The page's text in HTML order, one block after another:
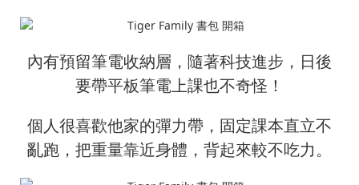
內有預留筆電收納層，隨著科技進步，日後
要帶平板筆電上課也不奇怪！
個人很喜歡他家的彈力帶，固定課本直立不
亂跑，把重量靠近身體，背起來較不吃力。